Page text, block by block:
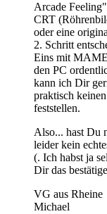
Arcade
CRT
oder eine
2. Schritt
Eins mit
den PC
kann ich Dir
praktisch
feststellen.
Also... hast Du
leider kein
(. Ich habst ja
Dir das
VG aus Rheine
Michael